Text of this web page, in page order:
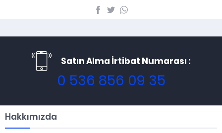
Satın Alma İrtibat Numarası :
0 536 856 09 35
Hakkımızda